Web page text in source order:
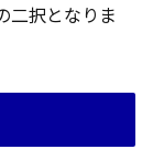
択となりま